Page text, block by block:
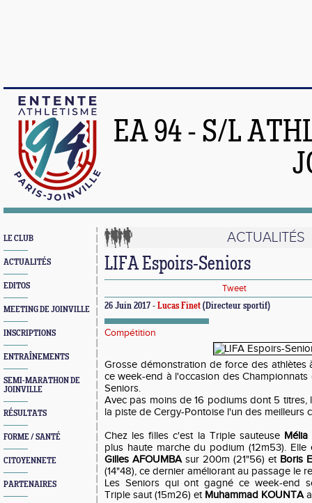
EA 94 - S/L
LE CLUB
ACTUALITÉS
EDITOS
MEETING DE JOINVILLE
INSCRIPTIONS
ENTRAÎNEMENTS
SEMI-MARATHON DE
JOINVILLE
RÉSULTATS
FORME / SANTÉ
CITOYENNETE
PARTENAIRES
ACTUALITÉS
LIFA Espoirs-Seniors
Tweet
26 Juin 2017 - Lucas Finet (Directeur sportif)
Compétition
Grosse démonstration de force des
ce week-end à l'occasion des
Seniors.
Avec pas moins de 16 podiums dont 5 titres,
la piste de Cergy-Pontoise l'un des meilleurs
Chez les filles c'est la Triple sauteuse Mélia
plus haute marche du podium (12m53).
Gilles AFOUMBAsur 200m (21"56) et Boris
(14"48), ce dernier améliorant au passage le
Les Seniors qui ont gagné ce week-end
Triple saut (15m26) et Muhammad KOUNTA